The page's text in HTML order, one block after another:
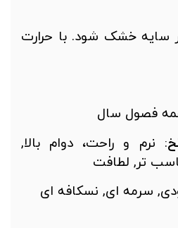
خشک شود. با حرارت
سال
و راحت، دوام بالا,
تر, لطافت
ای, نسکافه ای